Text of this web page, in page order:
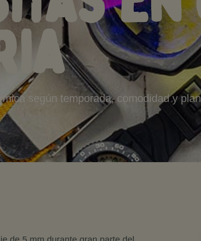
según temporada, comodidad y